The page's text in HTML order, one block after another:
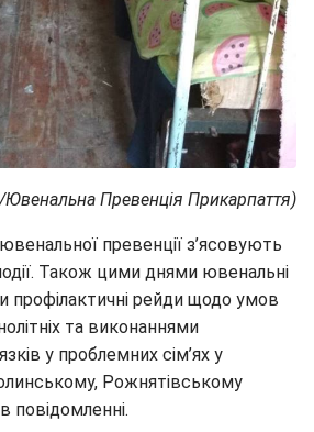
Превенція Прикарпаття)
превенції з’ясовують
Також цими днями ювенальні
профілактичні рейди щодо умов
та виконаннями
у проблемних сім’ях у
Рожнятівському
повідомленні.